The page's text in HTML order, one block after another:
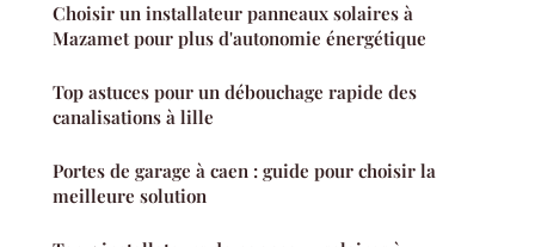
Choisir un installateur panneaux solaires à
Mazamet pour plus d'autonomie énergétique
Top astuces pour un débouchage rapide des
canalisations à lille
Portes de garage à caen : guide pour choisir la
meilleure solution